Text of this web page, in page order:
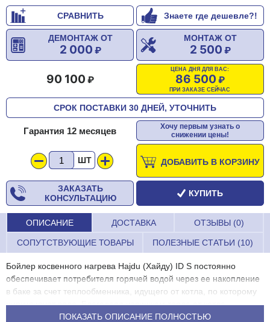
СРАВНИТЬ Знаете где дешевле?!
МОНТАЖ ОТ
2 500
ДЕМОНТАЖ ОТ
2 000
ЦЕНА ДНЯ ДЛЯ ВАС:
86 500
ПРИ ЗАКАЗЕ СЕЙЧАС
90 100
СРОК ПОСТАВКИ 30 ДНЕЙ, УТОЧНИТЬ
Гарантия 12 месяцев
Хочу первым узнать о
снижении цены!
ШТ ДОБАВИТЬ В КОРЗИНУ
ЗАКАЗАТЬ
КОНСУЛЬТАЦИЮ
КУПИТЬ
ОПИСАНИЕ ДОСТАВКА ОТЗЫВЫ (0)
СОПУТСТВУЮЩИЕ ТОВАРЫ ПОЛЕЗНЫЕ СТАТЬИ (10)
Бойлер косвенного нагрева Hajdu (Хайду) ID S постоянно
обеспечивает потребителя горячей водой через ее накопление
в баке за счет теплообменника, идущего от котла, по которому
циркулирует вода. Благодаря излишкам тепла от котла
происходит нагрев поступающей в бойлер воды и затем он
ПОКАЗАТЬ ОПИСАНИЕ ПОЛНОСТЬЮ